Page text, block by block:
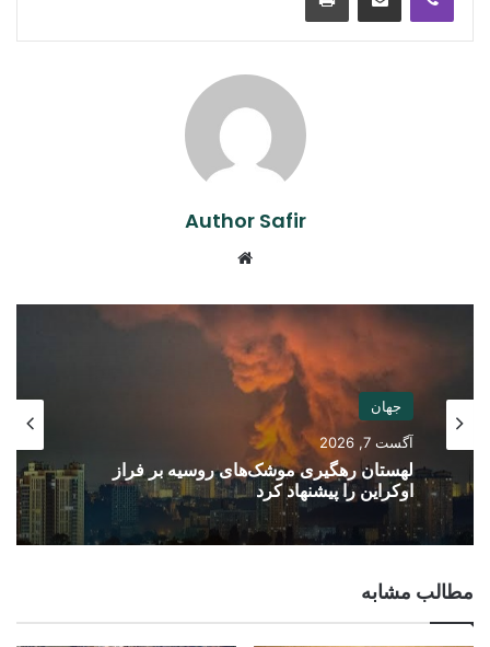
Author Safir
جهان
آگست 7, 2026
لهستان رهگیری موشک‌های روسیه بر فراز
اوکراین را پیشنهاد کرد
مطالب مشابه